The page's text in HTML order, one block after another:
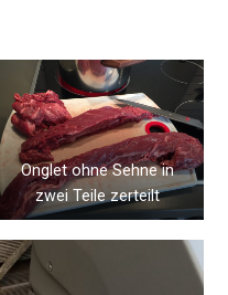
Onglet ohne Sehne in
zwei Teile zerteilt